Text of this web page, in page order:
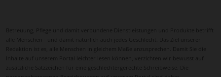
Netzwerke ergänzen die häusliche Betreuung und
tragen dazu bei, dass Senioren aktiv und
eingebunden bleiben.
Betreuung, Pflege und damit verbundene Dienstleistungen und Produkte betrifft
alle Menschen - und damit natürlich auch jedes Geschlecht. Das Ziel unserer
Redaktion ist es, alle Menschen in gleichem Maße anzusprechen. Damit Sie die
Inhalte auf unserem Portal leichter lesen können, verzichten wir bewusst auf
zusätzliche Satzzeichen für eine geschlechtergerechte Schreibweise. Die